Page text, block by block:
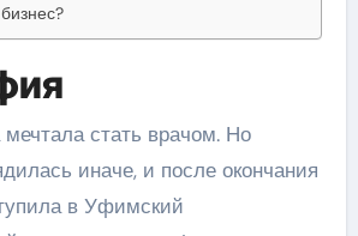
стать врачом. Но
иначе, и после окончания
в Уфимский